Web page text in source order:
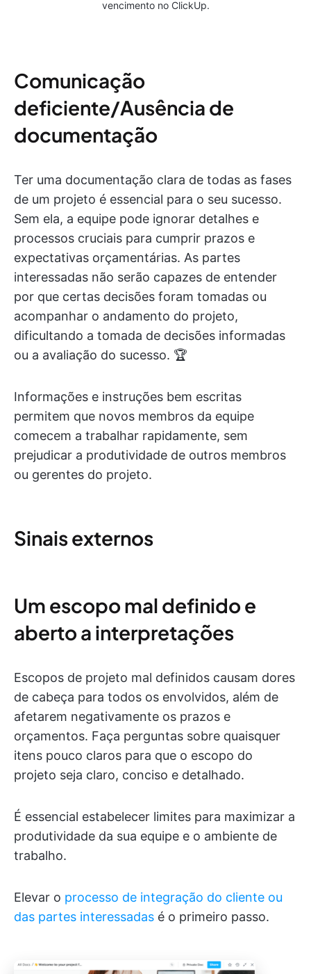
vencimento no ClickUp.
Comunicação
deficiente/Ausência de
documentação
Ter uma documentação clara de todas as fases
de um projeto é essencial para o seu sucesso.
Sem ela, a equipe pode ignorar detalhes e
processos cruciais para cumprir prazos e
expectativas orçamentárias. As partes
interessadas não serão capazes de entender
por que certas decisões foram tomadas ou
acompanhar o andamento do projeto,
dificultando a tomada de decisões informadas
ou a avaliação do sucesso. 🏆
Informações e instruções bem escritas
permitem que novos membros da equipe
comecem a trabalhar rapidamente, sem
prejudicar a produtividade de outros membros
ou gerentes do projeto.
Sinais externos
Um escopo mal definido e
aberto a interpretações
Escopos de projeto mal definidos causam dores
de cabeça para todos os envolvidos, além de
afetarem negativamente os prazos e
orçamentos. Faça perguntas sobre quaisquer
itens pouco claros para que o escopo do
projeto seja claro, conciso e detalhado.
É essencial estabelecer limites para maximizar a
produtividade da sua equipe e o ambiente de
trabalho.
Elevar o processo de integração do cliente ou
das partes interessadas é o primeiro passo.